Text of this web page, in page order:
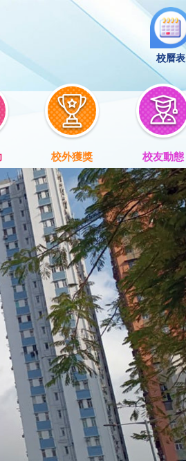
校曆表
校外獲獎 校友動態